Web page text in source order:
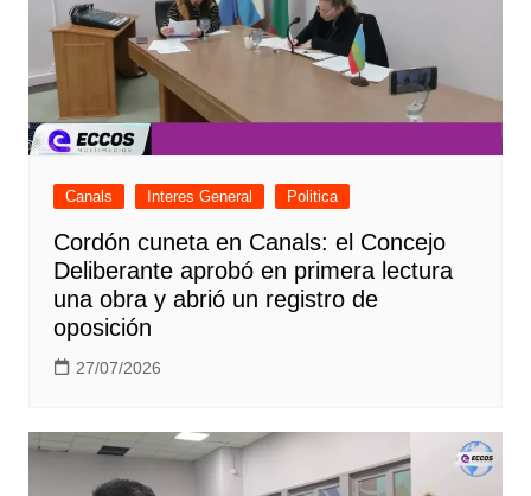
Canals Interes General Politica
Cordón cuneta en Canals: el Concejo
Deliberante aprobó en primera lectura
una obra y abrió un registro de
oposición
27/07/2026